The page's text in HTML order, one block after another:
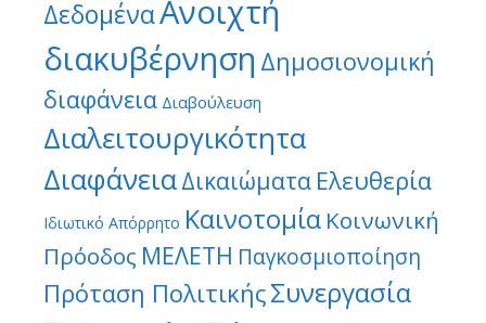
ΔεδομέναΑνοιχτή
διακυβέρνηση Δημοσιονομική
διαφάνεια Διαβούλευση
Διαλειτουργικότητα
ΔιαφάνειαΔικαιώματα Ελευθερία
Ιδιωτικό Απόρρητο Καινοτομία Κοινωνική
Πρόοδος ΜΕΛΕΤΗ Παγκοσμιοποίηση
Πρόταση ΠολιτικήςΣυνεργασία